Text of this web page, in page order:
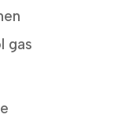
gas